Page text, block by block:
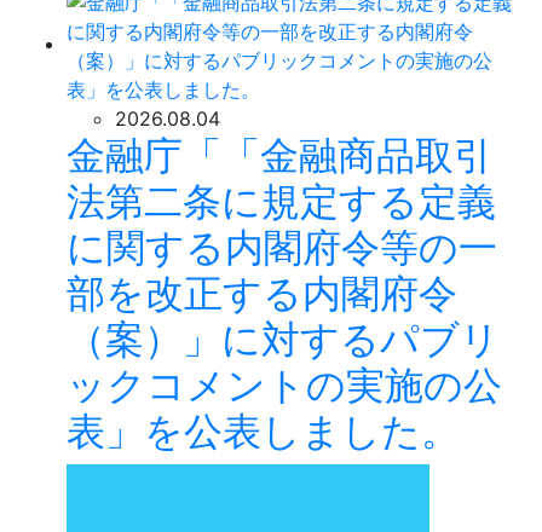
2026.08.04
金融庁「「金融商品取引
法第二条に規定する定義
に関する内閣府令等の一
部を改正する内閣府令
（案）」に対するパブリ
ックコメントの実施の公
表」を公表しました。